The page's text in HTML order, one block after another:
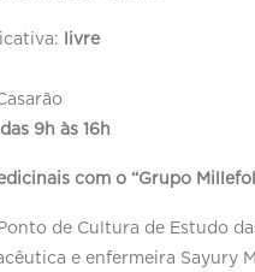
livre
9h às 16h
com o “Grupo
de Cultura de Estudo
e enfermeira Sayury